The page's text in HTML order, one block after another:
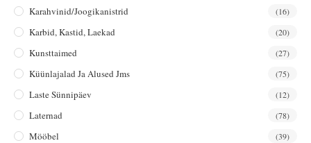
Karahvinid/joogikanistrid (16)
Karbid, Kastid, Laekad (20)
Kunsttaimed (27)
Küünlajalad Ja Alused Jms (75)
Laste Sünnipäev (12)
Laternad (78)
Mööbel (39)